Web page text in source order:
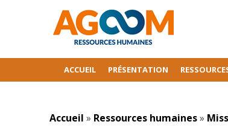
ACCUEIL PRÉSENTATION
Accueil » Ressources humaines»